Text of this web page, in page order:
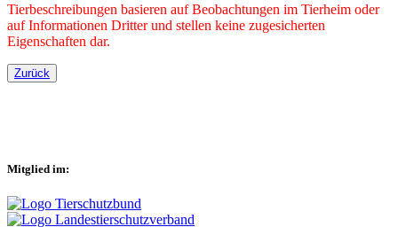
Tierbeschreibungen basieren auf Beobachtungen im Tierheim oder
auf Informationen Dritter und stellen keine zugesicherten
Eigenschaften dar.
Zurück
Mitglied im: